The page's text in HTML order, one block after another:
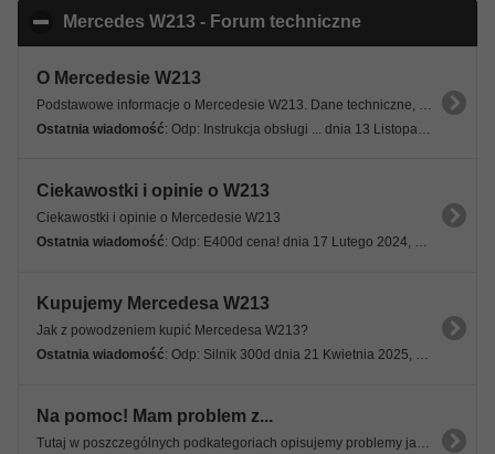
Mercedes W213 - Forum techniczne
O Mercedesie W213
Podstawowe informacje o Mercedesie W213. Dane techniczne, specyfikacje, wersje modelowe.
Ostatnia wiadomość: Odp: Instrukcja obsługi ... dnia 13 Listopada 2024, 10:46 31s
Ciekawostki i opinie o W213
Ciekawostki i opinie o Mercedesie W213
Ostatnia wiadomość: Odp: E400d cena! dnia 17 Lutego 2024, 09:16 07s
Kupujemy Mercedesa W213
Jak z powodzeniem kupić Mercedesa W213?
Ostatnia wiadomość: Odp: Silnik 300d dnia 21 Kwietnia 2025, 07:32 04s
Na pomoc! Mam problem z...
Tutaj w poszczególnych podkategoriach opisujemy problemy jakie trapią nasze Mercedesy W213.